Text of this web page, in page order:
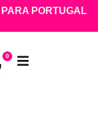
PORTUGAL
0